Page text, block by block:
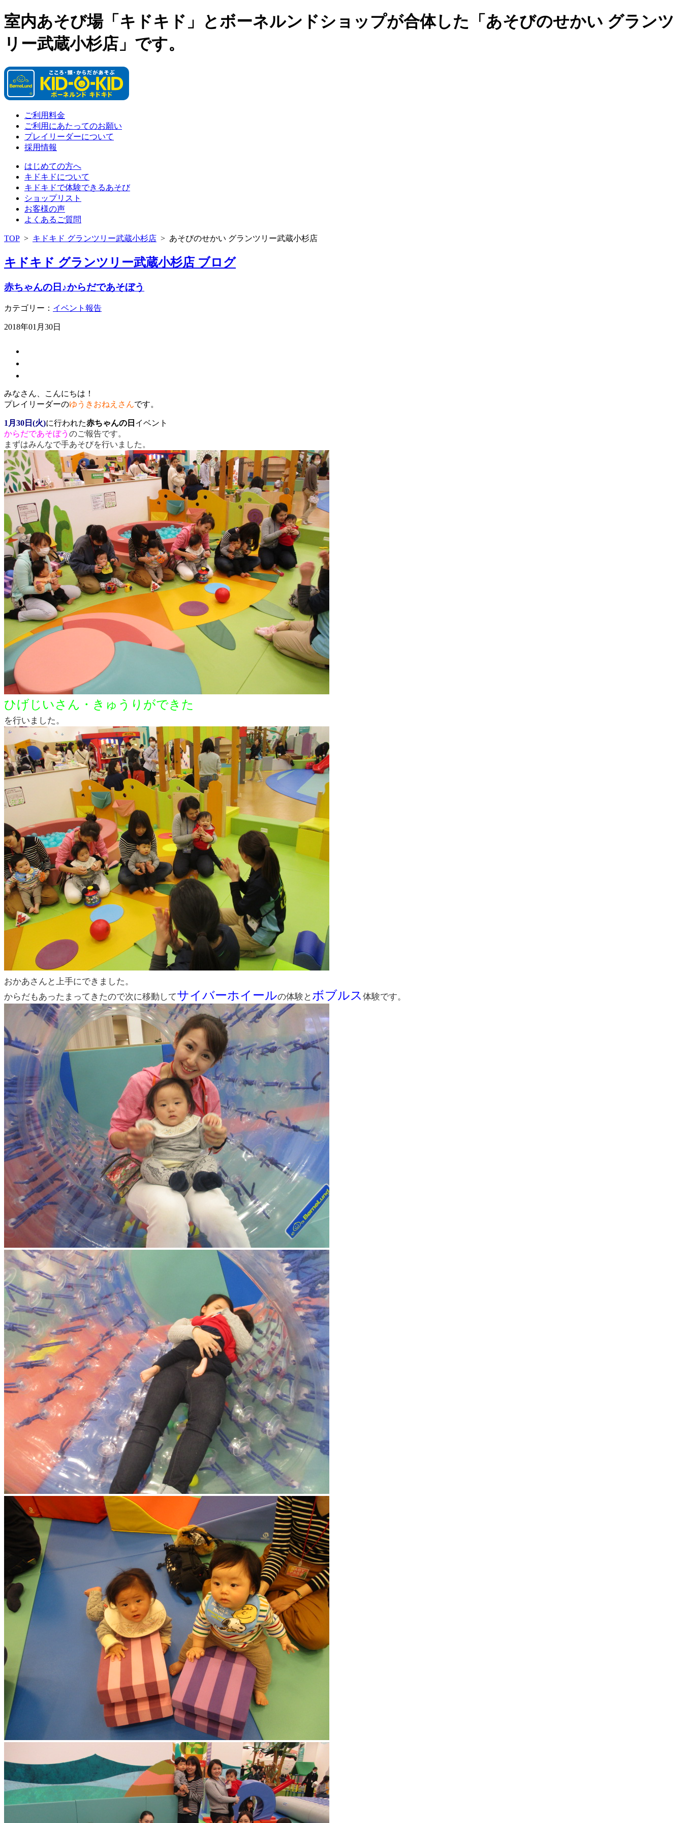
室内あそび場「キドキド」とボーネルンドショップが合体した「あそびのせかい グランツ
リー武蔵小杉店」です。
ご利用料金
ご利用にあたってのお願い
プレイリーダーについて
採用情報
はじめての方へ
キドキドについて
キドキドで体験できるあそび
ショップリスト
お客様の声
よくあるご質問
TOP > キドキド グランツリー武蔵小杉店 > あそびのせかい グランツリー武蔵小杉店
キドキド グランツリー武蔵小杉店 ブログ
赤ちゃんの日♪からだであそぼう
カテゴリー： イベント報告
2018年01月30日
みなさん、こんにちは！
プレイリーダーのゆうきおねえさんです。
1月30日(火)に行われた赤ちゃんの日 イベント
からだであそぼう のご報告です。
まずはみんなで手あそびを行いました。
ひげじいさん・きゅうりができた
を行いました。
おかあさんと上手にできました。
からだもあったまってきたので次に移動してサイバーホイールの体験と ボブルス 体験です。